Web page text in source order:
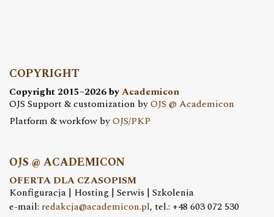
COPYRIGHT
Copyright 2015–2026 byAcademicon
OJS Support & customization byOJS @ Academicon
Platform & workfow byOJS/PKP
OJS @ ACADEMICON
OFERTA DLA CZASOPISM
Konfiguracja | Hosting | Serwis | Szkolenia
e-mail: redakcja@academicon.pl, tel.: +48 603 072 530